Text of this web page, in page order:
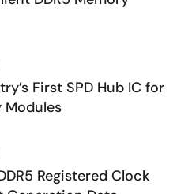
First SPD Hub IC for
Modules
Registered Clock